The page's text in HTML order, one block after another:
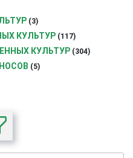
(3)
КУЛЬТУР (117)
КУЛЬТУР (304)
(5)